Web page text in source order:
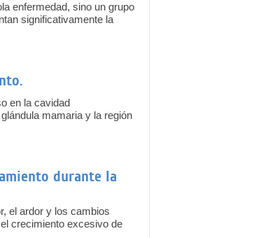
enfermedad, sino un grupo
significativamente la
en la cavidad
mamaria y la región
durante la
el ardor y los cambios
crecimiento excesivo de